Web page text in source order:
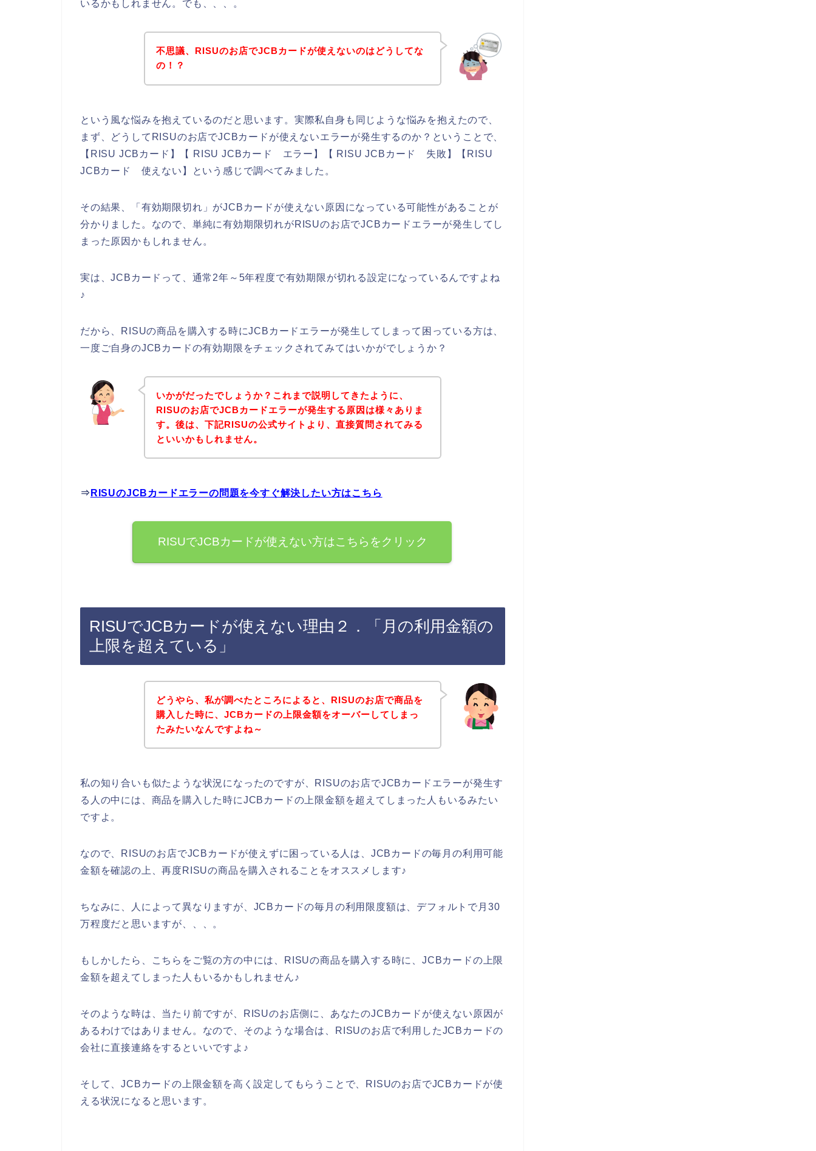
いるかもしれません。でも、、、。
不思議、RISUのお店でJCBカードが使えないのはどうしてな
の！？
という風な悩みを抱えているのだと思います。実際私自身も同じような悩みを抱えたので、
まず、どうしてRISUのお店でJCBカードが使えないエラーが発生するのか？ということで、
【RISU JCBカード】【 RISU JCBカード エラー】【 RISU JCBカード 失敗】【RISU
JCBカード 使えない】という感じで調べてみました。
その結果、「有効期限切れ」がJCBカードが使えない原因になっている可能性があることが
分かりました。なので、単純に有効期限切れがRISUのお店でJCBカードエラーが発生してし
まった原因かもしれません。
実は、JCBカードって、通常2年～5年程度で有効期限が切れる設定になっているんですよね
♪
だから、RISUの商品を購入する時にJCBカードエラーが発生してしまって困っている方は、
一度ご自身のJCBカードの有効期限をチェックされてみてはいかがでしょうか？
いかがだったでしょうか？これまで説明してきたように、
RISUのお店でJCBカードエラーが発生する原因は様々ありま
す。後は、下記RISUの公式サイトより、直接質問されてみる
といいかもしれません。
⇒ RISUのJCBカードエラーの問題を今すぐ解決したい方はこちら
RISUでJCBカードが使えない方はこちらをクリック
RISUでJCBカードが使えない理由２．「月の利用金額の
上限を超えている」
どうやら、私が調べたところによると、RISUのお店で商品を
購入した時に、JCBカードの上限金額をオーバーしてしまっ
たみたいなんですよね～
私の知り合いも似たような状況になったのですが、RISUのお店でJCBカードエラーが発生す
る人の中には、商品を購入した時にJCBカードの上限金額を超えてしまった人もいるみたい
ですよ。
なので、RISUのお店でJCBカードが使えずに困っている人は、JCBカードの毎月の利用可能
金額を確認の上、再度RISUの商品を購入されることをオススメします♪
ちなみに、人によって異なりますが、JCBカードの毎月の利用限度額は、デフォルトで月30
万程度だと思いますが、、、。
もしかしたら、こちらをご覧の方の中には、RISUの商品を購入する時に、JCBカードの上限
金額を超えてしまった人もいるかもしれません♪
そのような時は、当たり前ですが、RISUのお店側に、あなたのJCBカードが使えない原因が
あるわけではありません。なので、そのような場合は、RISUのお店で利用したJCBカードの
会社に直接連絡をするといいですよ♪
そして、JCBカードの上限金額を高く設定してもらうことで、RISUのお店でJCBカードが使
える状況になると思います。